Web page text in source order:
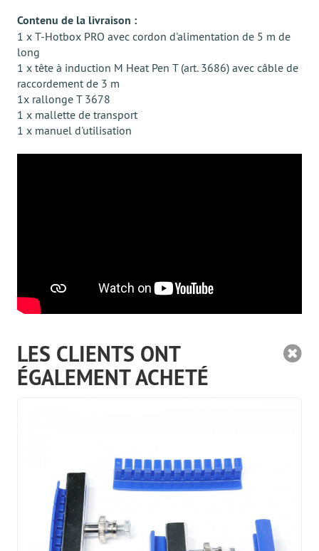
Contenu de la livraison :
1 x T-Hotbox PRO avec cordon d'alimentation de 5 m de
long
1 x tête à induction M Heat Pen T (art. 3686) avec câble de
raccordement de 3 m
1x rallonge T 3678
1 x mallette de transport
1 x manuel d'utilisation
LES CLIENTS ONT
ÉGALEMENT ACHETÉ